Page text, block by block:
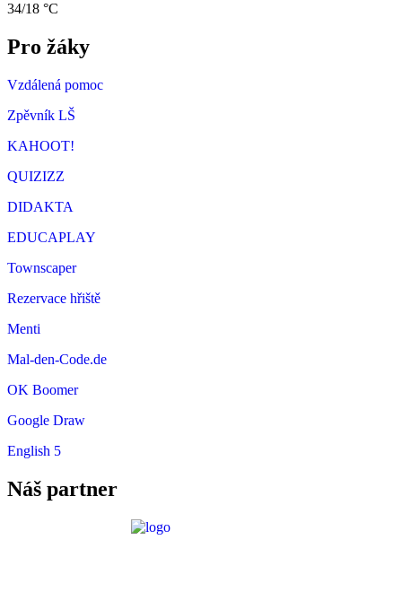
34/18 °C
Pro žáky
Vzdálená pomoc
Zpěvník LŠ
KAHOOT!
QUIZIZZ
DIDAKTA
EDUCAPLAY
Townscaper
Rezervace hřiště
Menti
Mal-den-Code.de
OK Boomer
Google Draw
English 5
Náš partner